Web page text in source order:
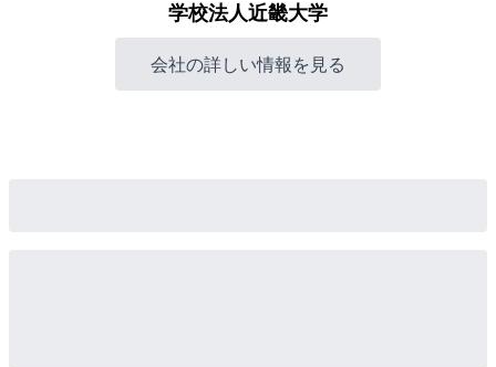
学校法人近畿大学
会社の詳しい情報を見る